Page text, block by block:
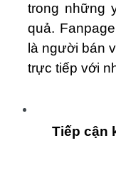
trong những
quả.
là người bán
trực tiếp với
Tiếp cận